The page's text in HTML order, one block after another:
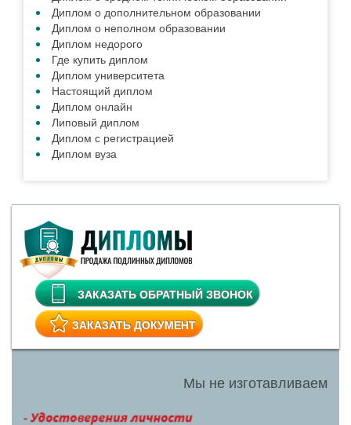
Диплом о дополнительном образовании
Диплом о неполном образовании
Диплом недорого
Где купить диплом
Диплом университета
Настоящий диплом
Диплом онлайн
Липовый диплом
Диплом с регистрацией
Диплом вуза
ЗАКАЗАТЬ ОБРАТНЫЙ ЗВОНОК
ЗАКАЗАТЬ ДОКУМЕНТ
Мы не изготавливаем